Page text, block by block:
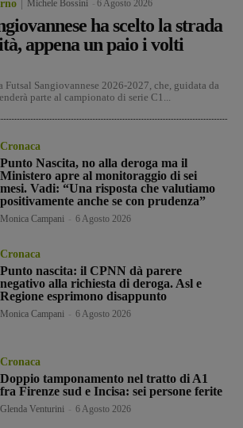
Michele Bossini 6 Agosto 2026
ha scelto la strada
appena un paio i volti
Futsal Sangiovannese 2026-2027, che, guidata da
parte al campionato di serie C1...
Cronaca
Punto Nascita, no alla deroga ma il
Ministero apre al monitoraggio di sei
mesi. Vadi: “Una risposta che valutiamo
positivamente anche se con prudenza”
Monica Campani 6 Agosto 2026
Cronaca
Punto nascita: il CPNN dà parere
negativo alla richiesta di deroga. Asl e
Regione esprimono disappunto
Monica Campani 6 Agosto 2026
Cronaca
Doppio tamponamento nel tratto di A1
fra Firenze sud e Incisa: sei persone ferite
Glenda Venturini 6 Agosto 2026